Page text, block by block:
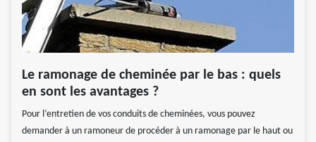
Le ramonage de cheminée par le bas : quels
en sont les avantages ?
Pour l’entretien de vos conduits de cheminées, vous pouvez
demander à un ramoneur de procéder à un ramonage par le haut ou